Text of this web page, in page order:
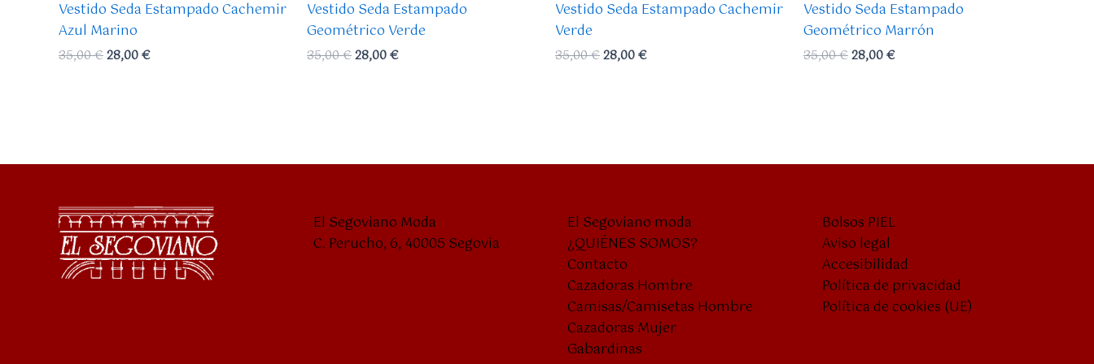
Vestido Seda Estampado Cachemir
Azul Marino
35,00€28,00€
Vestido Seda Estampado
Geométrico Verde
35,00€28,00€
Vestido Seda Estampado Cachemir
Verde
35,00€28,00€
Vestido Seda Estampado
Geométrico Marrón
35,00€28,00€
El Segoviano Moda
C. Perucho, 6, 40005 Segovia
El Segoviano moda
¿QUIÉNES SOMOS?
Contacto
Cazadoras Hombre
Camisas/Camisetas Hombre
Cazadoras Mujer
Gabardinas
Bolsos PIEL
Aviso legal
Accesibilidad
Política de privacidad
Política de cookies (UE)